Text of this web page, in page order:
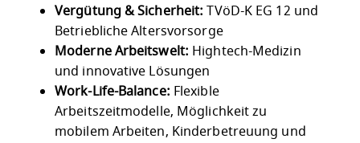
Vergütung & Sicherheit: TVöD-K EG 12 und
Betriebliche Altersvorsorge
Moderne Arbeitswelt: Hightech-Medizin
und innovative Lösungen
Work-Life-Balance: Flexible
Arbeitszeitmodelle, Möglichkeit zu
mobilem Arbeiten, Kinderbetreuung und